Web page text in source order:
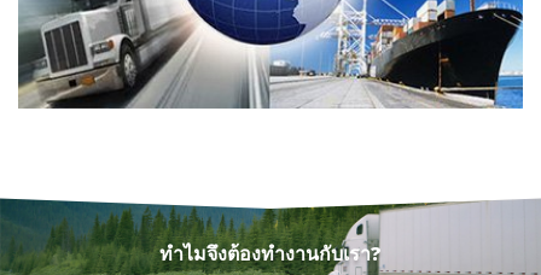
ทำไมจึงต้องทำงานกับเรา?